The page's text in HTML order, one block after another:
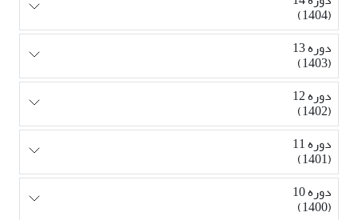
(1404)
دوره 13
(1403)
دوره 12
(1402)
دوره 11
(1401)
دوره 10
(1400)